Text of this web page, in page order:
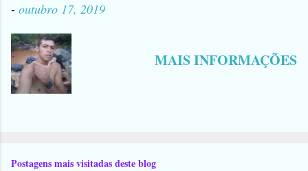
- outubro 17, 2019
MAIS INFORMAÇÕES
Postagens mais visitadas deste blog